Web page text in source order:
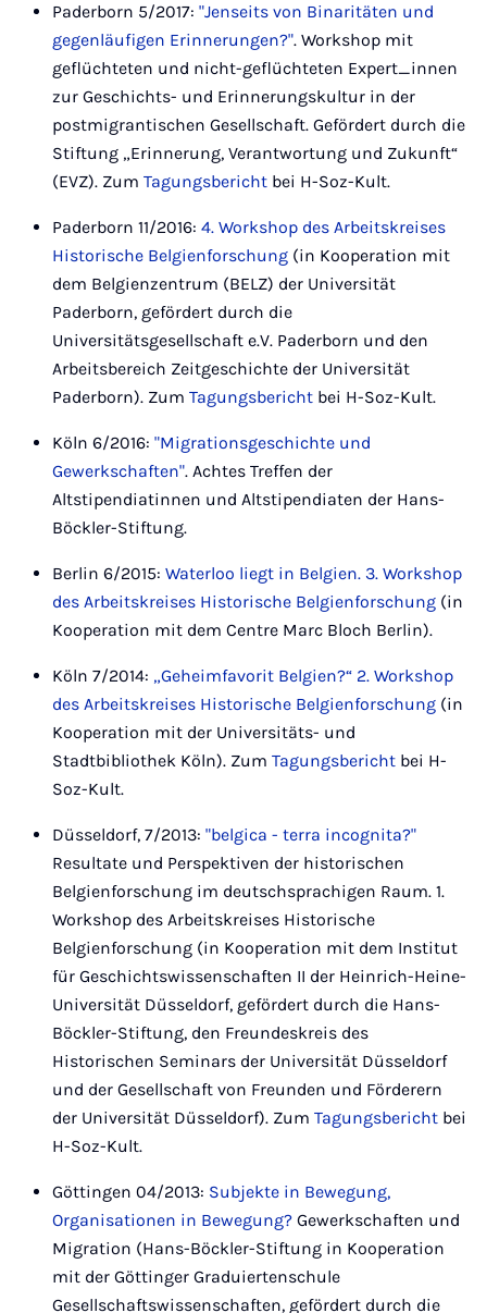
Paderborn 5/2017: "Jenseits von Binaritäten und
gegenläufigen Erinnerungen?". Workshop mit
geflüchteten und nicht-geflüchteten Expert_innen
zur Geschichts- und Erinnerungskultur in der
postmigrantischen Gesellschaft. Gefördert durch die
Stiftung „Erinnerung, Verantwortung und Zukunft“
(EVZ). Zum Tagungsbericht bei H-Soz-Kult.
Paderborn 11/2016: 4. Workshop des Arbeitskreises
Historische Belgienforschung (in Kooperation mit
dem Belgienzentrum (BELZ) der Universität
Paderborn, gefördert durch die
Universitätsgesellschaft e.V. Paderborn und den
Arbeitsbereich Zeitgeschichte der Universität
Paderborn). Zum Tagungsbericht bei H-Soz-Kult.
Köln 6/2016: "Migrationsgeschichte und
Gewerkschaften". Achtes Treffen der
Altstipendiatinnen und Altstipendiaten der Hans-
Böckler-Stiftung.
Berlin 6/2015: Waterloo liegt in Belgien. 3. Workshop
des Arbeitskreises Historische Belgienforschung (in
Kooperation mit dem Centre Marc Bloch Berlin).
Köln 7/2014: „Geheimfavorit Belgien?“ 2. Workshop
des Arbeitskreises Historische Belgienforschung (in
Kooperation mit der Universitäts- und
Stadtbibliothek Köln). Zum Tagungsbericht bei H-
Soz-Kult.
Düsseldorf, 7/2013: "belgica - terra incognita?"
Resultate und Perspektiven der historischen
Belgienforschung im deutschsprachigen Raum. 1.
Workshop des Arbeitskreises Historische
Belgienforschung (in Kooperation mit dem Institut
für Geschichtswissenschaften II der Heinrich-Heine-
Universität Düsseldorf, gefördert durch die Hans-
Böckler-Stiftung, den Freundeskreis des
Historischen Seminars der Universität Düsseldorf
und der Gesellschaft von Freunden und Förderern
der Universität Düsseldorf). Zum Tagungsbericht bei
H-Soz-Kult.
Göttingen 04/2013: Subjekte in Bewegung,
Organisationen in Bewegung? Gewerkschaften und
Migration (Hans-Böckler-Stiftung in Kooperation
mit der Göttinger Graduiertenschule
Gesellschaftswissenschaften, gefördert durch die